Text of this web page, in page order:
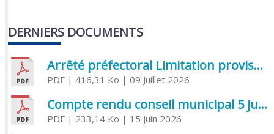
DERNIERS DOCUMENTS
Arrêté préfectoral Limitation provisoire des usages de l’eau
PDF| 416,31 Ko | 09 Juillet 2026
Compte rendu conseil municipal 5 juin 2026 sénatoriale
PDF| 233,14 Ko | 15 Juin 2026